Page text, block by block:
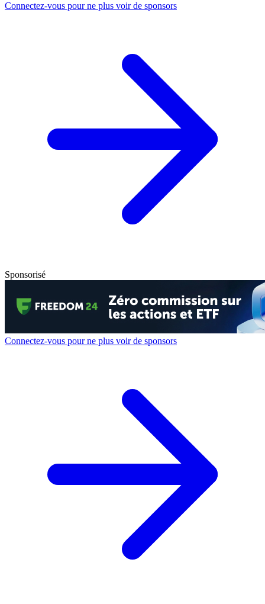
Connectez-vous pour ne plus voir de sponsors
Sponsorisé
Connectez-vous pour ne plus voir de sponsors